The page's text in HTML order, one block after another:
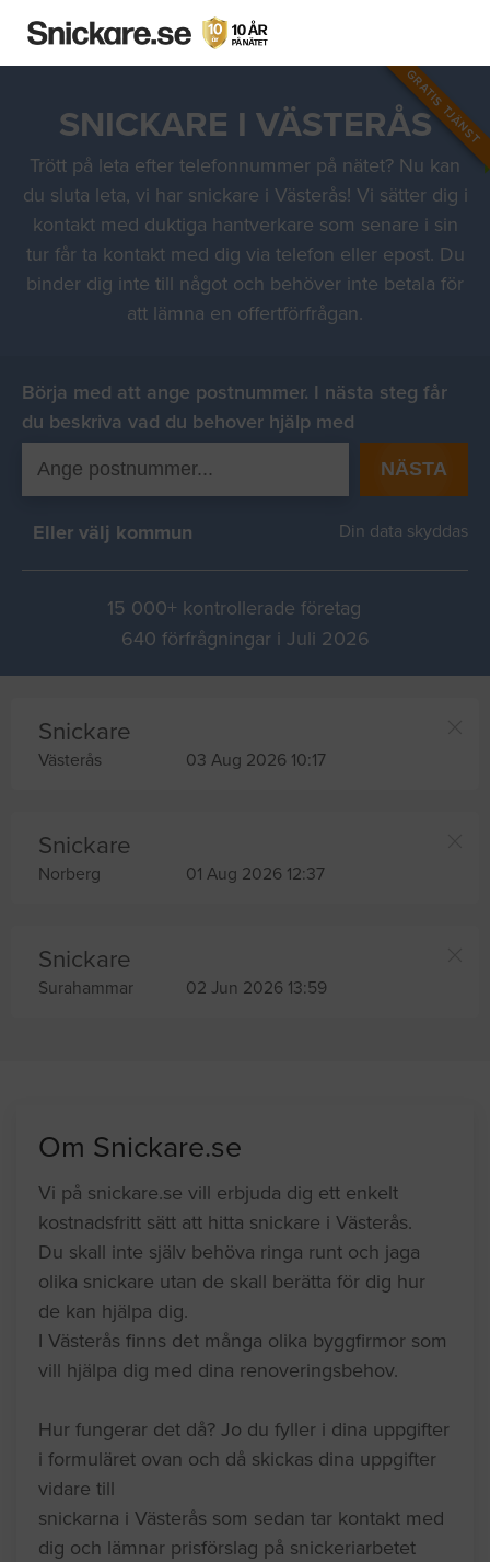
GRATIS TJÄNST
SNICKARE I VÄSTERÅS
Trött på leta efter telefonnummer på nätet? Nu kan
du sluta leta, vi har snickare i Västerås! Vi sätter dig i
kontakt med duktiga hantverkare som senare i sin
tur får ta kontakt med dig via telefon eller epost. Du
binder dig inte till något och behöver inte betala för
att lämna en offertförfrågan.
Börja med att ange postnummer. I nästa steg får
du beskriva vad du behover hjälp med
NÄSTA
Eller välj kommun Din data skyddas
15 000+ kontrollerade företag
640 förfrågningar i Juli 2026
Snickare
Västerås 03 Aug 2026 10:17
Snickare
Norberg 01 Aug 2026 12:37
Snickare
Surahammar 02 Jun 2026 13:59
Om Snickare.se
Vi på snickare.se vill erbjuda dig ett enkelt
kostnadsfritt sätt att hitta snickare i Västerås.
Du skall inte själv behöva ringa runt och jaga
olika snickare utan de skall berätta för dig hur
de kan hjälpa dig.
I Västerås finns det många olika byggfirmor som
vill hjälpa dig med dina renoveringsbehov.
Hur fungerar det då? Jo du fyller i dina uppgifter
i formuläret ovan och då skickas dina uppgifter
vidare till
snickarna i Västerås som sedan tar kontakt med
dig och lämnar prisförslag på snickeriarbetet